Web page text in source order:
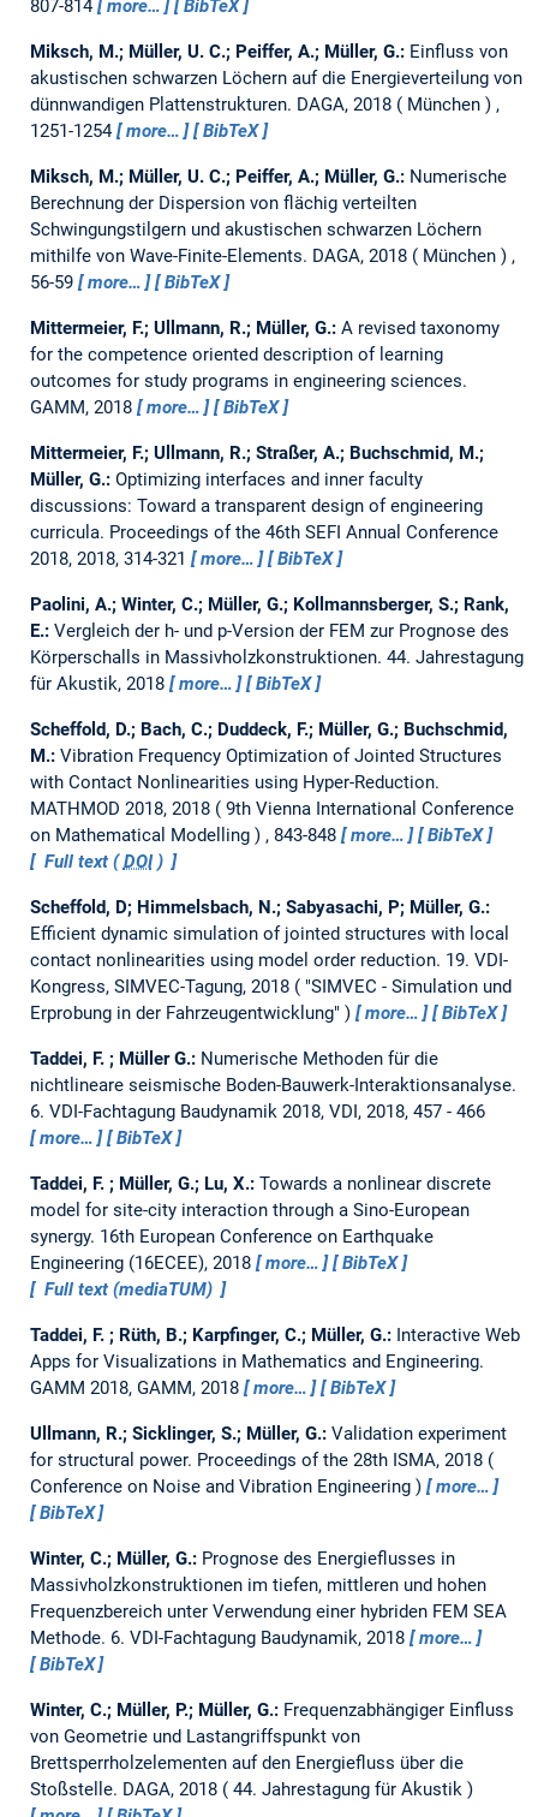
807-814
more… BibTeX
Miksch, M.; Müller, U. C.; Peiffer, A.; Müller, G.: Einfluss von
akustischen schwarzen Löchern auf die Energieverteilung von
dünnwandigen Plattenstrukturen. DAGA, 2018 München
,
1251-1254
more… BibTeX
Miksch, M.; Müller, U. C.; Peiffer, A.; Müller, G.: Numerische
Berechnung der Dispersion von flächig verteilten
Schwingungstilgern und akustischen schwarzen Löchern
mithilfe von Wave-Finite-Elements. DAGA, 2018 München
,
56-59
more… BibTeX
Mittermeier, F.; Ullmann, R.; Müller, G.: A revised taxonomy
for the competence oriented description of learning
outcomes for study programs in engineering sciences.
GAMM, 2018
more… BibTeX
Mittermeier, F.; Ullmann, R.; Straßer, A.; Buchschmid, M.;
Müller, G.: Optimizing interfaces and inner faculty
discussions: Toward a transparent design of engineering
curricula. Proceedings of the 46th SEFI Annual Conference
2018, 2018, 314-321
more… BibTeX
Paolini, A.; Winter, C.; Müller, G.; Kollmannsberger, S.; Rank,
E.: Vergleich der h- und p-Version der FEM zur Prognose des
Körperschalls in Massivholzkonstruktionen. 44. Jahrestagung
für Akustik, 2018
more… BibTeX
Scheffold, D.; Bach, C.; Duddeck, F.; Müller, G.; Buchschmid,
M.: Vibration Frequency Optimization of Jointed Structures
with Contact Nonlinearities using Hyper-Reduction.
MATHMOD 2018, 2018
9th Vienna International Conference
on Mathematical Modelling
, 843-848 more…
BibTeX
Full text (DOI)
Scheffold, D; Himmelsbach, N.; Sabyasachi, P; Müller, G.:
Efficient dynamic simulation of jointed structures with local
contact nonlinearities using model order reduction. 19. VDI-
Kongress, SIMVEC-Tagung, 2018
"SIMVEC - Simulation und
Erprobung in der Fahrzeugentwicklung"
more… BibTeX
Taddei, F. ; Müller G.: Numerische Methoden für die
nichtlineare seismische Boden-Bauwerk-Interaktionsanalyse.
6. VDI-Fachtagung Baudynamik 2018, VDI, 2018, 457 - 466
more…
BibTeX
Taddei, F. ; Müller, G.; Lu, X.: Towards a nonlinear discrete
model for site-city interaction through a Sino-European
synergy. 16th European Conference on Earthquake
Engineering (16ECEE), 2018
more…
BibTeX
Full text (mediaTUM)
Taddei, F. ; Rüth, B.; Karpfinger, C.; Müller, G.: Interactive Web
Apps for Visualizations in Mathematics and Engineering.
GAMM 2018, GAMM, 2018
more… BibTeX
Ullmann, R.; Sicklinger, S.; Müller, G.: Validation experiment
for structural power. Proceedings of the 28th ISMA, 2018
Conference on Noise and Vibration Engineering
more…
BibTeX
Winter, C.; Müller, G.: Prognose des Energieflusses in
Massivholzkonstruktionen im tiefen, mittleren und hohen
Frequenzbereich unter Verwendung einer hybriden FEM SEA
Methode. 6. VDI-Fachtagung Baudynamik, 2018
more…
BibTeX
Winter, C.; Müller, P.; Müller, G.: Frequenzabhängiger Einfluss
von Geometrie und Lastangriffspunkt von
Brettsperrholzelementen auf den Energiefluss über die
Stoßstelle. DAGA, 2018
44. Jahrestagung für Akustik